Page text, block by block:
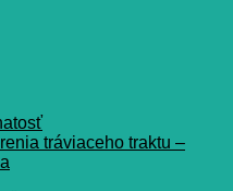
tráviaceho traktu –